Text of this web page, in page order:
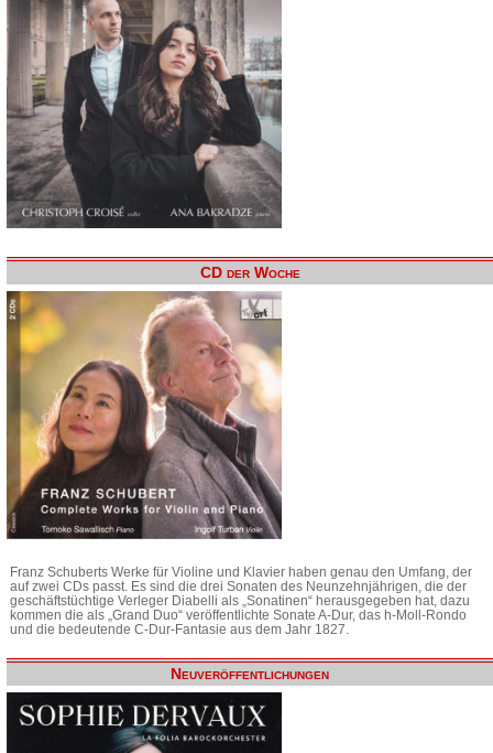
CD der Woche
Franz Schuberts Werke für Violine und Klavier haben genau den Umfang, der
auf zwei CDs passt. Es sind die drei Sonaten des Neunzehnjährigen, die der
geschäftstüchtige Verleger Diabelli als „Sonatinen“ herausgegeben hat, dazu
kommen die als „Grand Duo“ veröffentlichte Sonate A-Dur, das h-Moll-Rondo
und die bedeutende C-Dur-Fantasie aus dem Jahr 1827.
Neuveröffentlichungen